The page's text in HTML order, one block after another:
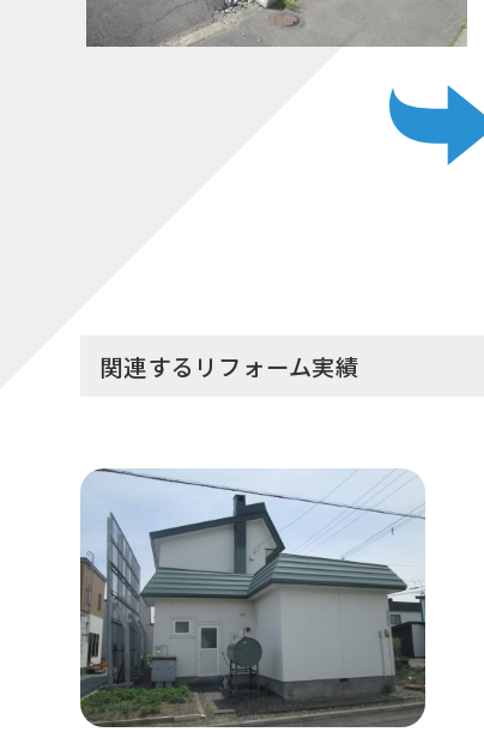
関連するリフォーム実績